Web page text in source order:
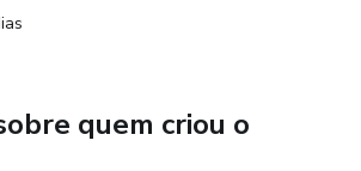
quem criou o